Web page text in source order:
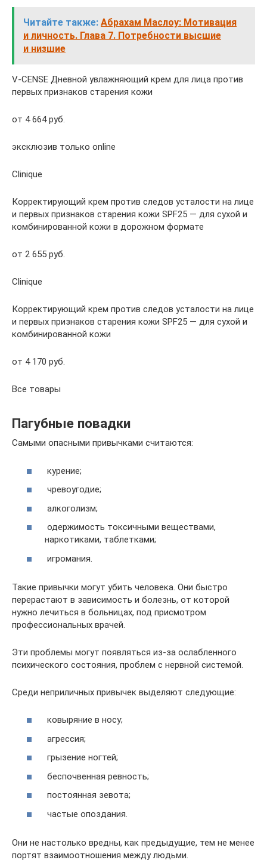
Читайте также: Абрахам Маслоу: Мотивация
и личность. Глава 7. Потребности высшие
и низшие
V-CENSE Дневной увлажняющий крем для лица против
первых признаков старения кожи
от 4 664 руб.
эксклюзив только online
Clinique
Корректирующий крем против следов усталости на лице
и первых признаков старения кожи SPF25 — для сухой и
комбинированной кожи в дорожном формате
от 2 655 руб.
Clinique
Корректирующий крем против следов усталости на лице
и первых признаков старения кожи SPF25 — для сухой и
комбинированной кожи
от 4 170 руб.
Все товары
Пагубные повадки
Самыми опасными привычками считаются:
курение;
чревоугодие;
алкоголизм;
одержимость токсичными веществами,
наркотиками, таблетками;
игромания.
Такие привычки могут убить человека. Они быстро
перерастают в зависимость и болезнь, от которой
нужно лечиться в больницах, под присмотром
профессиональных врачей.
Эти проблемы могут появляться из-за ослабленного
психического состояния, проблем с нервной системой.
Среди неприличных привычек выделяют следующие:
ковыряние в носу;
агрессия;
грызение ногтей;
беспочвенная ревность;
постоянная зевота;
частые опоздания.
Они не настолько вредны, как предыдущие, тем не менее
портят взаимоотношения между людьми.